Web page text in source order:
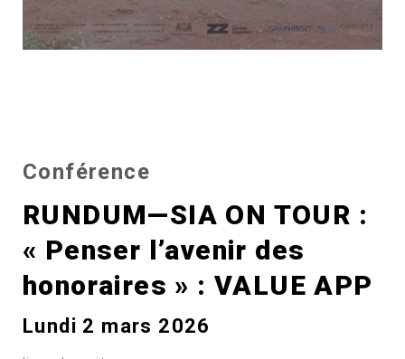
Conférence
RUNDUM—SIA ON TOUR :
« Penser l’avenir des
honoraires » : VALUE APP
Lundi 2 mars 2026